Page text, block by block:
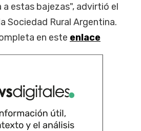
a estas bajezas", advirtió el
Sociedad Rural Argentina.
en este enlace